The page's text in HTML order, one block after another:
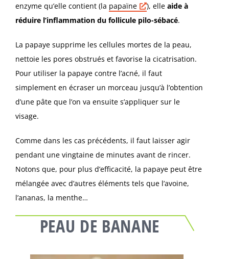
enzyme qu’elle contient (la papaïne ), elle aide à
réduire l’inflammation du follicule pilo-sébacé.
La papaye supprime les cellules mortes de la peau,
nettoie les pores obstrués et favorise la cicatrisation.
Pour utiliser la papaye contre l’acné, il faut
simplement en écraser un morceau jusqu’à l’obtention
d’une pâte que l’on va ensuite s’appliquer sur le
visage.
Comme dans les cas précédents, il faut laisser agir
pendant une vingtaine de minutes avant de rincer.
Notons que, pour plus d’efficacité, la papaye peut être
mélangée avec d’autres éléments tels que l’avoine,
l’ananas, la menthe…
PEAU DE BANANE